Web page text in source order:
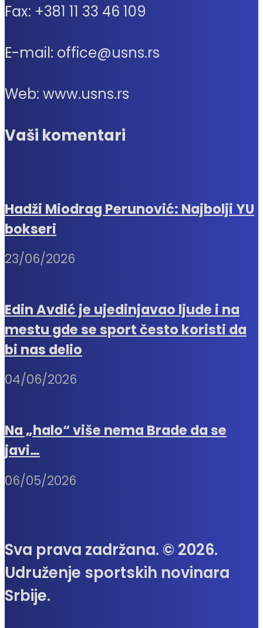
Fax: +381 11 33 46 109
E-mail: office@usns.rs
Web: www.usns.rs
Vaši komentari
Hadži Miodrag Perunović: Najbolji YU
bokseri
23/06/2026
Edin Avdić je ujedinjavao ljude i na
mestu gde se sport često koristi da
bi nas delio
04/06/2026
Na „halo“ više nema Brade da se
javi…
06/05/2026
Sva prava zadržana. © 2026.
Udruženje sportskih novinara
Srbije.